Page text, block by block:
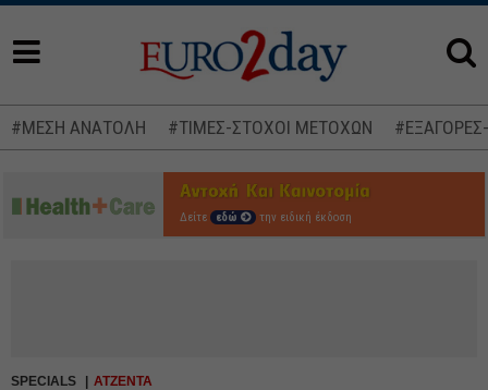
#ΜΕΣΗ ΑΝΑΤΟΛΗ #ΤΙΜΕΣ-ΣΤΟΧΟΙ ΜΕΤΟΧΩΝ
Δείτε εδώ την ειδική έκδοση
SPECIALS ΑΤΖΕΝΤΑ